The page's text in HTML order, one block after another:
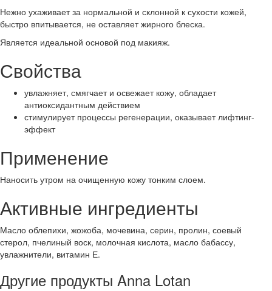
Нежно ухаживает за нормальной и склонной к сухости кожей,
быстро впитывается, не оставляет жирного блеска.
Является идеальной основой под макияж.
Свойства
увлажняет, смягчает и освежает кожу, обладает
антиоксидантным действием
стимулирует процессы регенерации, оказывает лифтинг-
эффект
Применение
Наносить утром на очищенную кожу тонким слоем.
Активные ингредиенты
Масло облепихи, жожоба, мочевина, серин, пролин, соевый
стерол, пчелиный воск, молочная кислота, масло бабассу,
увлажнители, витамин Е.
Другие продукты Anna Lotan